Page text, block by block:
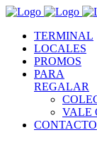
TERMINAL
LOCALES
PROMOS
PARA
REGALAR
VALE
CONTACTO